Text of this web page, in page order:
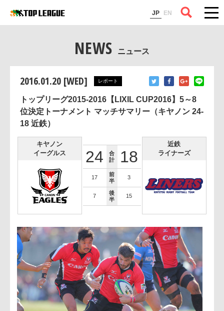
JP EN
コラム
NEWS ニュース
2016.01.20 [WED] レポート
トップリーグ2015-2016【LIXIL CUP2016】5～8
位決定トーナメント マッチサマリー（キヤノン 24-
18 近鉄）
イーグルス
24
合
18
前